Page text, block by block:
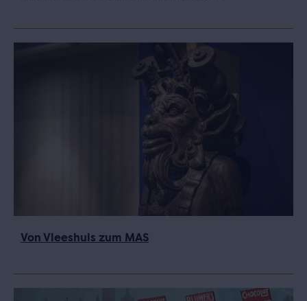
Von Vleeshuis zum MAS